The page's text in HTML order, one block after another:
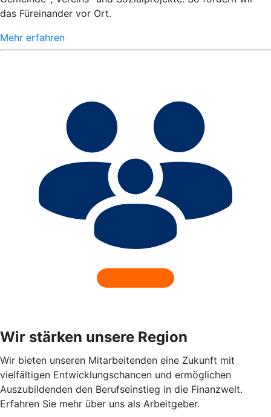
das Füreinander vor Ort.
Mehr erfahren
Wir stärken unsere Region
Wir bieten unseren Mitarbeitenden eine Zukunft mit
vielfältigen Entwicklungschancen und ermöglichen
Auszubildenden den Berufseinstieg in die Finanzwelt.
Erfahren Sie mehr über uns als Arbeitgeber.